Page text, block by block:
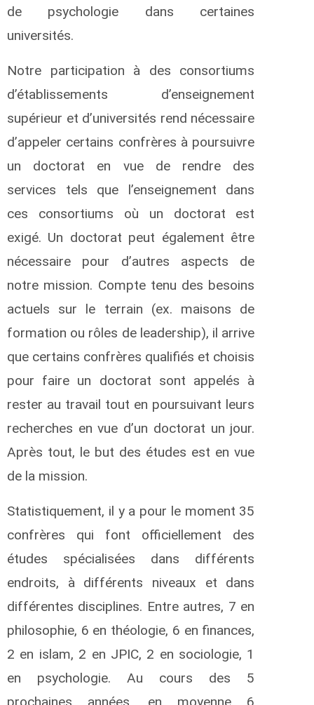
de psychologie dans certaines
universités.
Notre participation à des consortiums
d’établissements d’enseignement
supérieur et d’universités rend nécessaire
d’appeler certains confrères à poursuivre
un doctorat en vue de rendre des
services tels que l’enseignement dans
ces consortiums où un doctorat est
exigé. Un doctorat peut également être
nécessaire pour d’autres aspects de
notre mission. Compte tenu des besoins
actuels sur le terrain (ex. maisons de
formation ou rôles de leadership), il arrive
que certains confrères qualifiés et choisis
pour faire un doctorat sont appelés à
rester au travail tout en poursuivant leurs
recherches en vue d’un doctorat un jour.
Après tout, le but des études est en vue
de la mission.
Statistiquement, il y a pour le moment 35
confrères qui font officiellement des
études spécialisées dans différents
endroits, à différents niveaux et dans
différentes disciplines. Entre autres, 7 en
philosophie, 6 en théologie, 6 en finances,
2 en islam, 2 en JPIC, 2 en sociologie, 1
en psychologie. Au cours des 5